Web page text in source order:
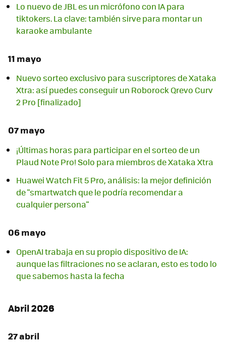
Lo nuevo de JBL es un micrófono con IA para
tiktokers. La clave: también sirve para montar un
karaoke ambulante
11 mayo
Nuevo sorteo exclusivo para suscriptores de Xataka
Xtra: así puedes conseguir un Roborock Qrevo Curv
2 Pro [finalizado]
07 mayo
¡Últimas horas para participar en el sorteo de un
Plaud Note Pro! Solo para miembros de Xataka Xtra
Huawei Watch Fit 5 Pro, análisis: la mejor definición
de "smartwatch que le podría recomendar a
cualquier persona"
06 mayo
OpenAI trabaja en su propio dispositivo de IA:
aunque las filtraciones no se aclaran, esto es todo lo
que sabemos hasta la fecha
Abril 2026
27 abril